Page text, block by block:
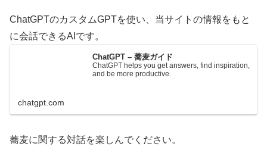
ChatGPTのカスタムGPTを使い、当サイトの情報をもと
に会話できるAIです。
ChatGPT – 蕎麦ガイド
ChatGPT helps you get answers, find inspiration,
and be more productive.
chatgpt.com
蕎麦に関する対話を楽しんでください。